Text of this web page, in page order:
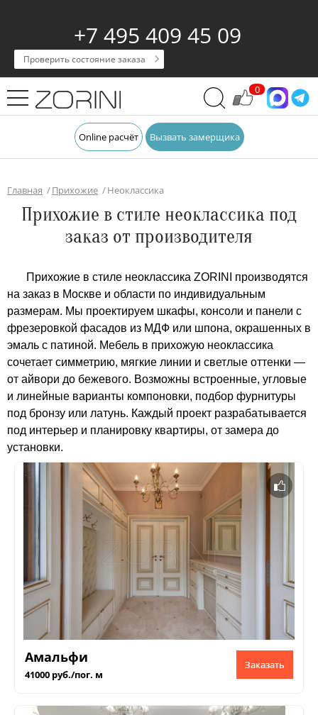
+7 495 409 45 09
Проверить состояние заказа
0
Online расчёт Вызвать замерщика
Главная Прихожие Неоклассика
Прихожие в стиле неоклассика под
заказ от производителя
Прихожие в стиле неоклассика ZORINI производятся
на заказ в Москве и области по индивидуальным
размерам. Мы проектируем шкафы, консоли и панели с
фрезеровкой фасадов из МДФ или шпона, окрашенных в
эмаль с патиной. Мебель в прихожую неоклассика
сочетает симметрию, мягкие линии и светлые оттенки —
от айвори до бежевого. Возможны встроенные, угловые
и линейные варианты компоновки, подбор фурнитуры
под бронзу или латунь. Каждый проект разрабатывается
под интерьер и планировку квартиры, от замера до
установки.
Амальфи
41000 руб./пог. м
Заказать